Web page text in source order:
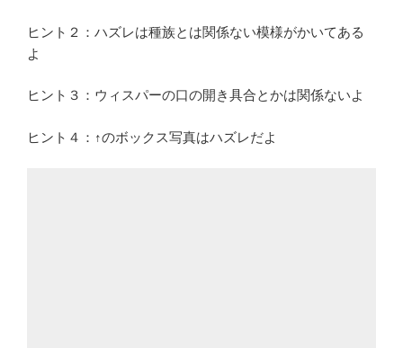
ヒント２：ハズレは種族とは関係ない模様がかいてある
よ
ヒント３：ウィスパーの口の開き具合とかは関係ないよ
ヒント４：↑のボックス写真はハズレだよ